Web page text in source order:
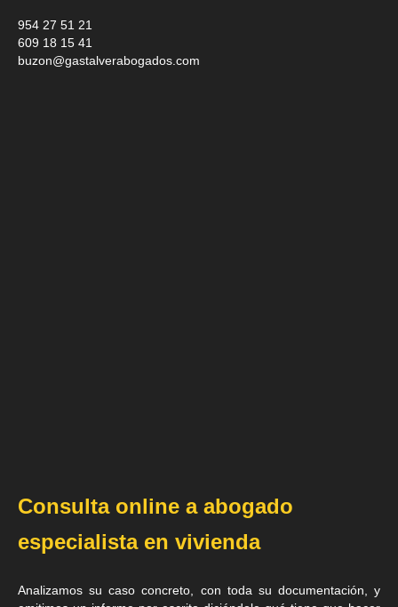
954 27 51 21
609 18 15 41
buzon@gastalverabogados.com
Consulta online a abogado
especialista en vivienda
Analizamos su caso concreto, con toda su documentación, y